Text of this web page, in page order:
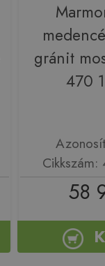
gránit
470
58